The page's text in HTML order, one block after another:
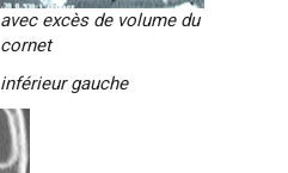
avec excès de volume du
cornet
inférieur gauche